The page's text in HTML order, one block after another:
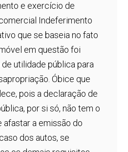
e exercício de
Indeferimento
que se baseia no fato
em questão foi
utilidade pública para
Óbice que
pois a declaração de
por si só, não tem o
afastar a emissão do
dos autos, se